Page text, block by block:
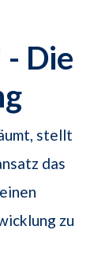
Die
stellt
das
zu